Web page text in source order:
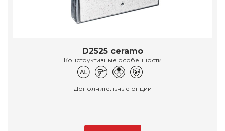
D2525 ceramo
Конструктивные особенности
Дополнительные опции